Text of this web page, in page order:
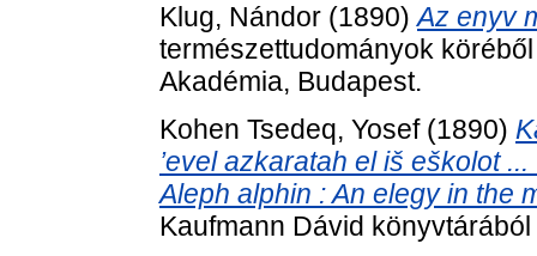
Klug, Nándor (1890)Az enyv
természettudományok
Akadémia, Budapest.
Kohen Tsedeq, Yosef(1890)
’evel azkaratah el iš eškolot
Aleph alphin : An elegy in the
Kaufmann Dávid